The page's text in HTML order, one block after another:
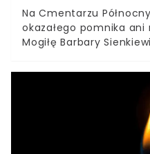
Na Cmentarzu
okazałego pomnika ani
Mogiłę Barbary
znaczy kopczyk ziemi,
wypalonych zniczy.
nazwiska mamy i
– tym bardziej w dni,
światłem pamięci. To